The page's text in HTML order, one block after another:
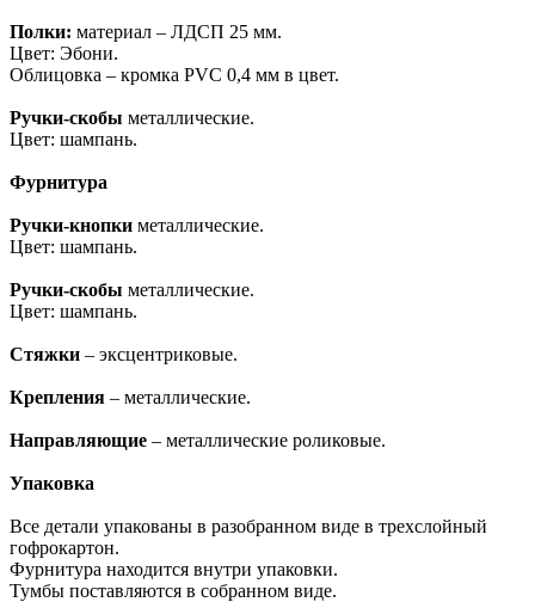
Полки: материал – ЛДСП 25 мм.
Цвет: Эбони.
Облицовка – кромка PVC 0,4 мм в цвет.
Ручки-скобы металлические.
Цвет: шампань.
Фурнитура
Ручки-кнопки металлические.
Цвет: шампань.
Ручки-скобы металлические.
Цвет: шампань.
Стяжки – эксцентриковые.
Крепления – металлические.
Направляющие – металлические роликовые.
Упаковка
Все детали упакованы в разобранном виде в трехслойный
гофрокартон.
Фурнитура находится внутри упаковки.
Тумбы поставляются в собранном виде.